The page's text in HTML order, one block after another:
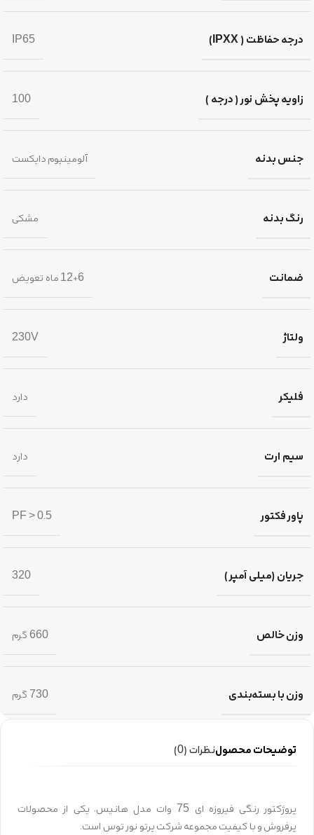
درجه حفاظت ( IPXX) IP65
زاویه پخش نور ( درجه ) 100
جنس بدنه آلومینیوم دایکست
رنگ بدنه مشکی
ضمانت 12+6 ماه تعویض
ولتاژ 230V
فلیکر دارد
سیم ارت دارد
پاور فکتور PF > 0.5
جریان (میلی آمپر) 320
وزن خالص 660 گرم
وزن با بسته‌بندی 730 گرم
توضیحات محصولنظرات (0)
پروژکتور رنگی فیروزه ای 75 وات مدل هانیس، یکی از محصولات
پرفروش و با کیفیت مجموعه شرکت پرتو نور توس است.